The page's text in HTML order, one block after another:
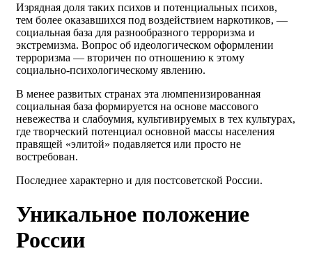
Изрядная доля таких психов и потенциальных психов,
тем более оказавшихся под воздействием наркотиков, —
социальная база для разнообразного терроризма и
экстремизма. Вопрос об идеологическом оформлении
терроризма — вторичен по отношению к этому
социально-психологическому явлению.
В менее развитых странах эта люмпенизированная
социальная база формируется на основе массового
невежества и слабоумия, культивируемых в тех культурах,
где творческий потенциал основной массы населения
правящей «элитой» подавляется или просто не
востребован.
Последнее характерно и для постсоветской России.
Уникальное положение
России